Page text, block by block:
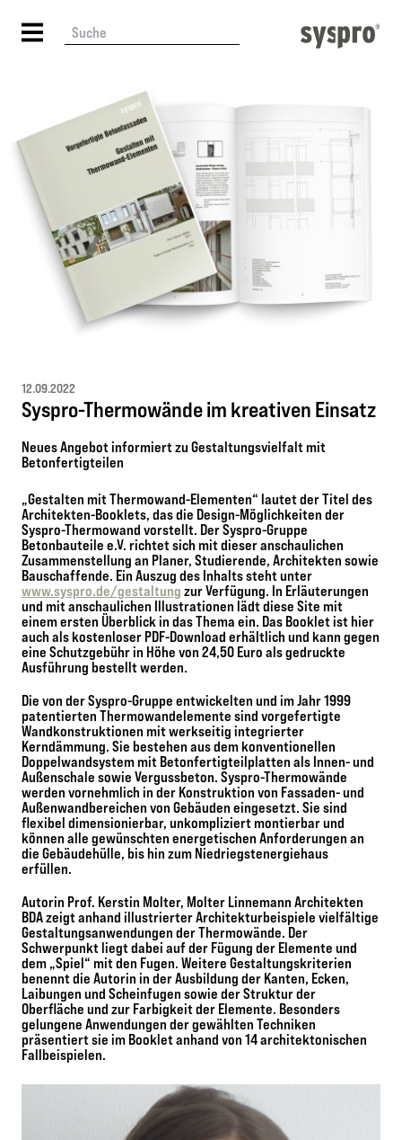
12.09.2022
Syspro-Thermowände im kreativen Einsatz
Neues Angebot informiert zu Gestaltungsvielfalt mit
Betonfertigteilen
„Gestalten mit Thermowand-Elementen“ lautet der Titel des
Architekten-Booklets, das die Design-Möglichkeiten der
Syspro-Thermowand vorstellt. Der Syspro-Gruppe
Betonbauteile e.V. richtet sich mit dieser anschaulichen
Zusammenstellung an Planer, Studierende, Architekten sowie
Bauschaffende. Ein Auszug des Inhalts steht unter
www.syspro.de/gestaltung zur Verfügung. In Erläuterungen
und mit anschaulichen Illustrationen lädt diese Site mit
einem ersten Überblick in das Thema ein. Das Booklet ist hier
auch als kostenloser PDF-Download erhältlich und kann gegen
eine Schutzgebühr in Höhe von 24,50 Euro als gedruckte
Ausführung bestellt werden.
Die von der Syspro-Gruppe entwickelten und im Jahr 1999
patentierten Thermowandelemente sind vorgefertigte
Wandkonstruktionen mit werkseitig integrierter
Kerndämmung. Sie bestehen aus dem konventionellen
Doppelwandsystem mit Betonfertigteilplatten als Innen- und
Außenschale sowie Vergussbeton. Syspro-Thermowände
werden vornehmlich in der Konstruktion von Fassaden- und
Außenwandbereichen von Gebäuden eingesetzt. Sie sind
flexibel dimensionierbar, unkompliziert montierbar und
können alle gewünschten energetischen Anforderungen an
die Gebäudehülle, bis hin zum Niedriegstenergiehaus
erfüllen.
Autorin Prof. Kerstin Molter, Molter Linnemann Architekten
BDA zeigt anhand illustrierter Architekturbeispiele vielfältige
Gestaltungsanwendungen der Thermowände. Der
Schwerpunkt liegt dabei auf der Fügung der Elemente und
dem „Spiel“ mit den Fugen. Weitere Gestaltungskriterien
benennt die Autorin in der Ausbildung der Kanten, Ecken,
Laibungen und Scheinfugen sowie der Struktur der
Oberfläche und zur Farbigkeit der Elemente. Besonders
gelungene Anwendungen der gewählten Techniken
präsentiert sie im Booklet anhand von 14 architektonischen
Fallbeispielen.